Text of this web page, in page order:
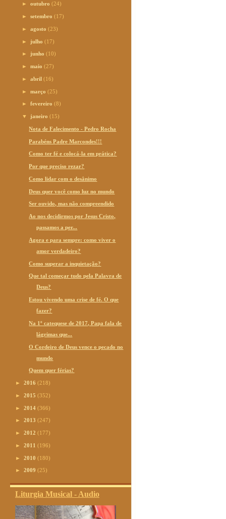
►outubro(24)
►setembro(17)
►agosto(23)
► julho(17)
► junho(10)
►maio(27)
►abril(16)
►março(25)
►fevereiro(8)
▼ janeiro(15)
Nota de Falecimento - Pedro Rocha
Parabéns Padre Marcondes!!!
Como ter fé e colocá-la em prática?
Por que preciso rezar?
Como lidar com o desânimo
Deus quer você como luz no mundo
Ser ouvido, mas não compreendido
Ao nos decidirmos por Jesus Cristo,
passamos a per...
Agora e para sempre: como viver o
amor verdadeiro?
Como superar a inquietação?
Que tal começar tudo pela Palavra de
Deus?
Estou vivendo uma crise de fé. O que
fazer?
Na 1º catequese de 2017, Papa fala de
lágrimas que...
O Cordeiro de Deus vence o pecado no
mundo
Quem quer férias?
► 2016 (218)
► 2015 (352)
► 2014 (366)
► 2013 (247)
► 2012 (177)
► 2011 (196)
► 2010 (180)
► 2009 (25)
Liturgia Musical - Audio